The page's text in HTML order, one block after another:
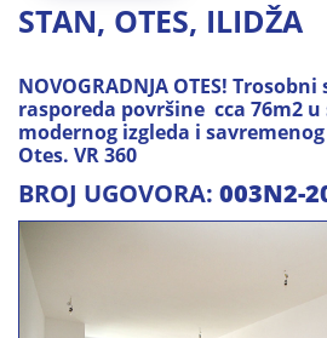
STAN, OTES, ILIDŽA
NOVOGRADNJA OTES! Trosobni
rasporeda površine cca 76m2
modernog izgleda i
Otes. VR 360
BROJ UGOVORA: 003N2-